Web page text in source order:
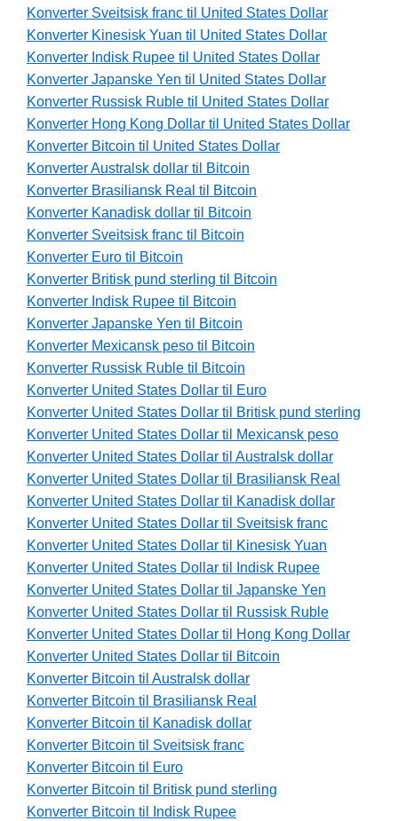
Konverter Sveitsisk franc til United States Dollar
Konverter Kinesisk Yuan til United States Dollar
Konverter Indisk Rupee til United States Dollar
Konverter Japanske Yen til United States Dollar
Konverter Russisk Ruble til United States Dollar
Konverter Hong Kong Dollar til United States Dollar
Konverter Bitcoin til United States Dollar
Konverter Australsk dollar til Bitcoin
Konverter Brasiliansk Real til Bitcoin
Konverter Kanadisk dollar til Bitcoin
Konverter Sveitsisk franc til Bitcoin
Konverter Euro til Bitcoin
Konverter Britisk pund sterling til Bitcoin
Konverter Indisk Rupee til Bitcoin
Konverter Japanske Yen til Bitcoin
Konverter Mexicansk peso til Bitcoin
Konverter Russisk Ruble til Bitcoin
Konverter United States Dollar til Euro
Konverter United States Dollar til Britisk pund sterling
Konverter United States Dollar til Mexicansk peso
Konverter United States Dollar til Australsk dollar
Konverter United States Dollar til Brasiliansk Real
Konverter United States Dollar til Kanadisk dollar
Konverter United States Dollar til Sveitsisk franc
Konverter United States Dollar til Kinesisk Yuan
Konverter United States Dollar til Indisk Rupee
Konverter United States Dollar til Japanske Yen
Konverter United States Dollar til Russisk Ruble
Konverter United States Dollar til Hong Kong Dollar
Konverter United States Dollar til Bitcoin
Konverter Bitcoin til Australsk dollar
Konverter Bitcoin til Brasiliansk Real
Konverter Bitcoin til Kanadisk dollar
Konverter Bitcoin til Sveitsisk franc
Konverter Bitcoin til Euro
Konverter Bitcoin til Britisk pund sterling
Konverter Bitcoin til Indisk Rupee